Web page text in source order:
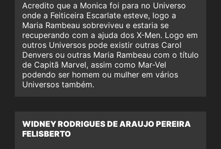
Acredito que a Monica foi para no Universo
onde a Feiticeira Escarlate esteve, logo a
Maria Rambeau sobreviveu e estaria se
recuperando com a ajuda dos X-Men. Logo em
outros Universos pode existir outras Carol
Denvers ou outras Maria Rambeau com o título
de Capitã Marvel, assim como Mar-Vel
podendo ser homem ou mulher em vários
Universos também.
WIDNEY RODRIGUES DE ARAUJO PEREIRA
FELISBERTO